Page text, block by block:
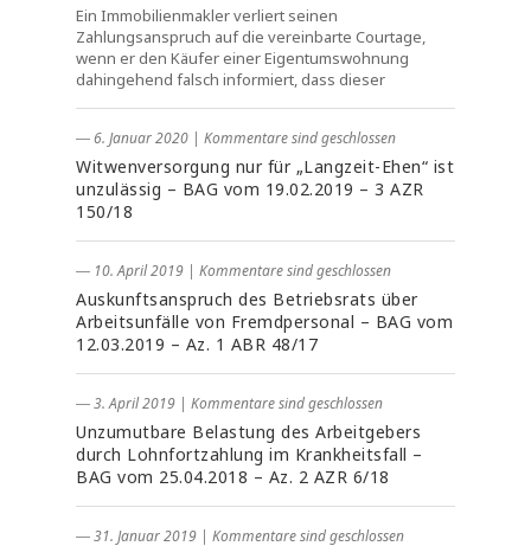
Ein Immobilienmakler verliert seinen
Zahlungsanspruch auf die vereinbarte Courtage,
wenn er den Käufer einer Eigentumswohnung
dahingehend falsch informiert, dass dieser
― 6. Januar 2020 | Kommentare sind geschlossen
Witwenversorgung nur für „Langzeit-Ehen“ ist
unzulässig – BAG vom 19.02.2019 – 3 AZR
150/18
― 10. April 2019 | Kommentare sind geschlossen
Auskunftsanspruch des Betriebsrats über
Arbeitsunfälle von Fremdpersonal – BAG vom
12.03.2019 – Az. 1 ABR 48/17
― 3. April 2019 | Kommentare sind geschlossen
Unzumutbare Belastung des Arbeitgebers
durch Lohnfortzahlung im Krankheitsfall –
BAG vom 25.04.2018 – Az. 2 AZR 6/18
― 31. Januar 2019 | Kommentare sind geschlossen